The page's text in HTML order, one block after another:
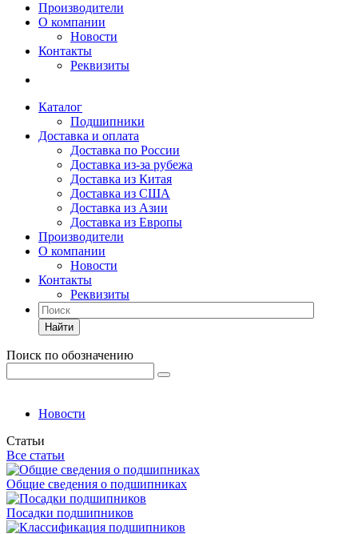
Производители
О компании
Новости
Контакты
Реквизиты
Каталог
Подшипники
Доставка и оплата
Доставка по России
Доставка из-за рубежа
Доставка из Китая
Доставка из США
Доставка из Азии
Доставка из Европы
Производители
О компании
Новости
Контакты
Реквизиты
Найти
Поиск по обозначению
Новости
Статьи
Все статьи
Общие сведения о подшипниках
Посадки подшипников